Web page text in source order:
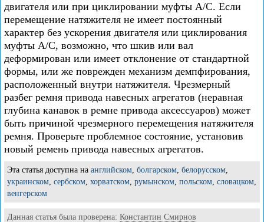
двигателя или при циклировании муфты A/C. Если
перемещение натяжителя не имеет постоянный
характер без ускорения двигателя или циклирования
муфты A/C, возможно, что шкив или вал
деформирован или имеет отклонение от стандартной
формы, или же поврежден механизм демпфирования,
расположенный внутри натяжителя. Чрезмерный
разбег ремня привода навесных агрегатов (неравная
глубина канавок в ремне привода аксессуаров) может
быть причиной чрезмерного перемещения натяжителя
ремня. Проверьте проблемное состояние, установив
новый ремень привода навесных агрегатов.
Эта статья доступна на английском, болгарском, белорусском,
украинском, сербском, хорватском, румынском, польском, словацком,
венгерском
Данная статья была проверена: Константин Смирнов